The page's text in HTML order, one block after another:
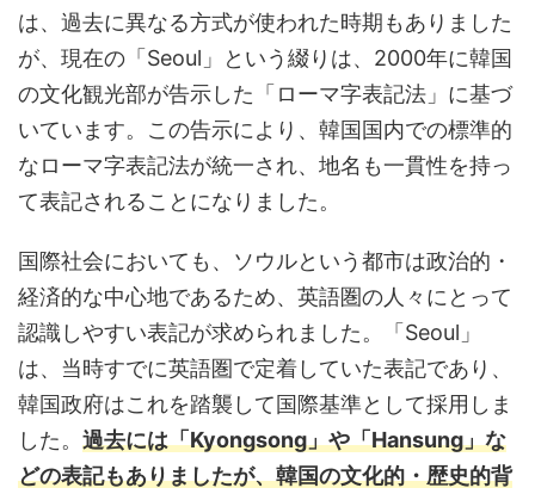
は、過去に異なる方式が使われた時期もありました
が、現在の「Seoul」という綴りは、2000年に韓国
の文化観光部が告示した「ローマ字表記法」に基づ
いています。この告示により、韓国国内での標準的
なローマ字表記法が統一され、地名も一貫性を持っ
て表記されることになりました。
国際社会においても、ソウルという都市は政治的・
経済的な中心地であるため、英語圏の人々にとって
認識しやすい表記が求められました。「Seoul」
は、当時すでに英語圏で定着していた表記であり、
韓国政府はこれを踏襲して国際基準として採用しま
した。 過去には「Kyongsong」や「Hansung」な
どの表記もありましたが、韓国の文化的・歴史的背